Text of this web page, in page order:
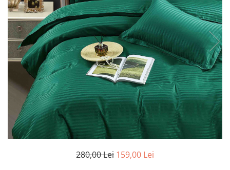
Cearceaf cu elastic
Cearceaf normal
Lenjerii De Pat Creponate
Lenjerii De Pat Bumbac Poplin 2
Persoane
Lenjerii De Pat Bumbac Poplin,
Matlasate, 2 Persoane
Lenjerii De Pat Bumbac Satinat 2
Persoane
Lenjerii De Pat Volanase
Lenjerii De Pat, Finet Premium 3D,
280,00 Lei 159,00 Lei